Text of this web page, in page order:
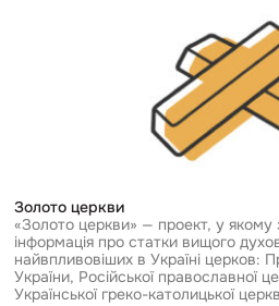
Золото церкви
«Золото церкви» — проект, у якому
інформація про статки вищого
найвпливовіших в Україні церков:
України, Російської православної
Української греко-католицької